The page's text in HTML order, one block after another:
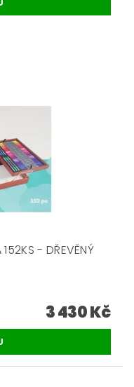
- DŘEVĚNÝ
3 430 Kč